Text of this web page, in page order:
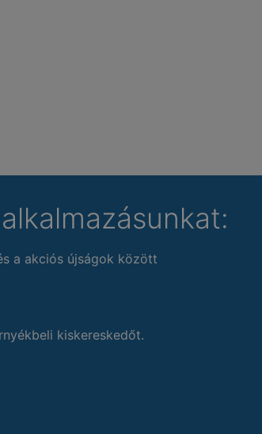
a akciós újságok között
kiskereskedőt.